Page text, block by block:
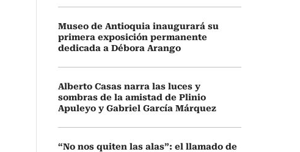
Museo de Antioquia inaugurará su
primera exposición permanente
dedicada a Débora Arango
Alberto Casas narra las luces y
sombras de la amistad de Plinio
Apuleyo y Gabriel García Márquez
“No nos quiten las alas”: el llamado de